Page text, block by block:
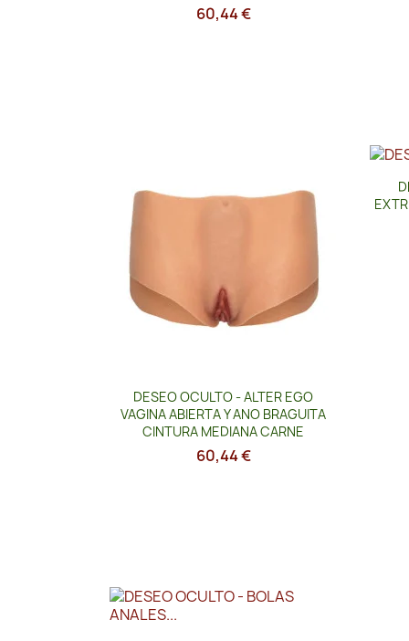
60,44 €
Vista rápida
DESEO OCULTO - ALTER EGO
VAGINA ABIERTA Y ANO BRAGUITA
CINTURA MEDIANA CARNE
60,44 €